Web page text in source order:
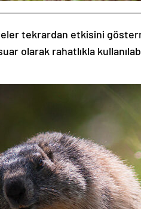
tekrardan etkisini
olarak rahatlıkla